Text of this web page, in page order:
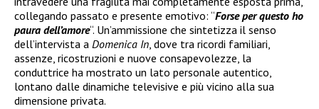
collegando passato e presente emotivo: “Forse per questo ho
paura dell’amore“. Un’ammissione che sintetizza il senso
dell’intervista a Domenica In, dove tra ricordi familiari,
assenze, ricostruzioni e nuove consapevolezze, la
conduttrice ha mostrato un lato personale autentico,
lontano dalle dinamiche televisive e più vicino alla sua
dimensione privata.